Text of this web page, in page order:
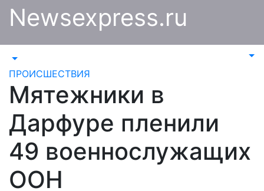
Перейти
Newsexpress.ru
ПРОИСШЕСТВИЯ
Мятежники в
Дарфуре пленили
49 военнослужащих
ООН